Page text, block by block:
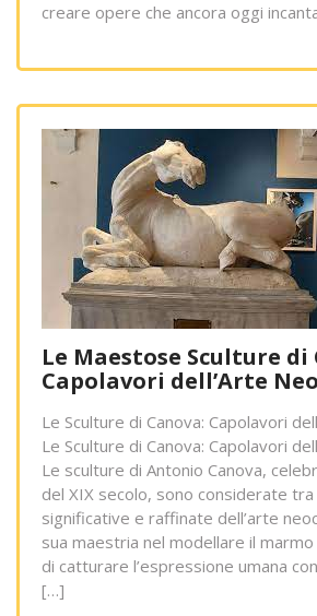
creare opere che ancora oggi
Le Maestose Sculture di
Capolavori dell’Arte
Le Sculture di Canova: Capolavori
Le Sculture di Canova: Capolavori
Le sculture di Antonio Canova,
del XIX secolo, sono considerate
significative e raffinate dell’arte
sua maestria nel modellare il marmo
di catturare l’espressione umana
[…]